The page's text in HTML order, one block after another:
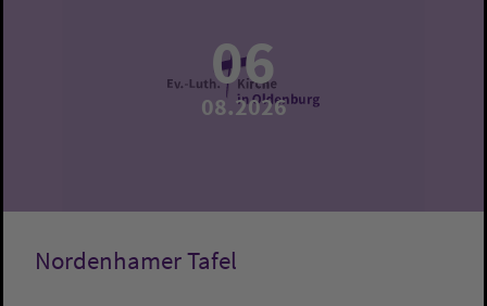
06
08.2026
Nordenhamer Tafel